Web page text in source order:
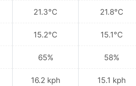
21.3°C
15.2°C
65%
16.2 kph
21.8°C
15.1°C
58%
15.1 kph